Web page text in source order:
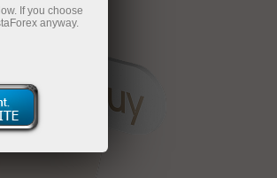
If you choose
anyway.